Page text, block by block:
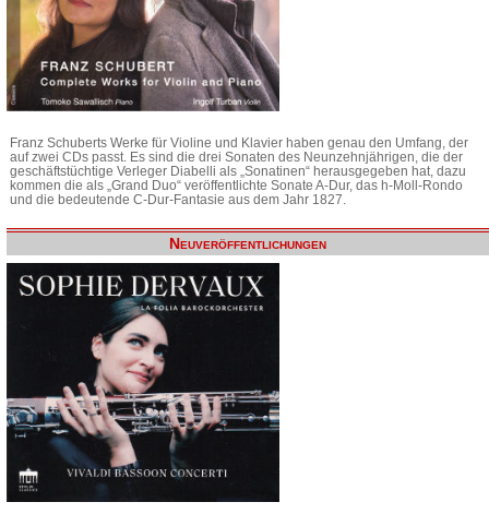
Franz Schuberts Werke für Violine und Klavier haben genau den Umfang, der
auf zwei CDs passt. Es sind die drei Sonaten des Neunzehnjährigen, die der
geschäftstüchtige Verleger Diabelli als „Sonatinen“ herausgegeben hat, dazu
kommen die als „Grand Duo“ veröffentlichte Sonate A-Dur, das h-Moll-Rondo
und die bedeutende C-Dur-Fantasie aus dem Jahr 1827.
Neuveröffentlichungen